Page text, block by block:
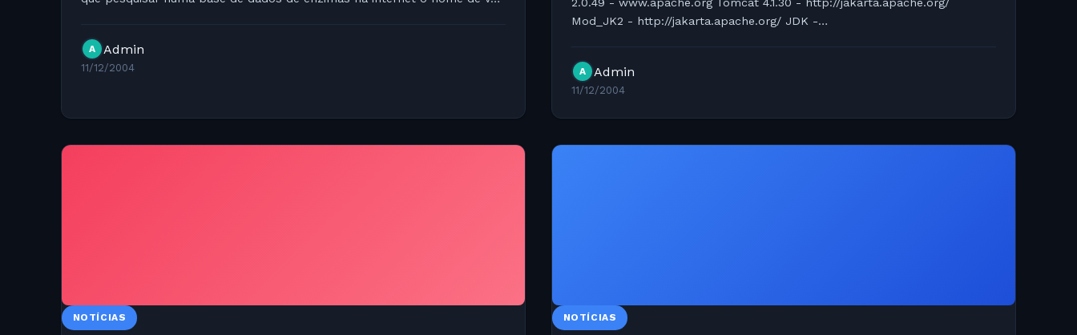
A Admin
11/12/2004
2.0.49 - www.apache.org Tomcat 4.1.30 - http://jakarta.apache.org/
Mod_JK2 - http://jakarta.apache.org/ JDK -
A Admin
11/12/2004
NOTÍCIAS NOTÍCIAS